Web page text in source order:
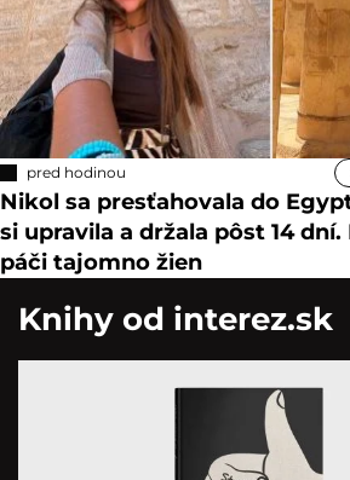
pred hodinou
Nikol sa presťahovala do
si upravila a držala pôst 14
páči tajomno žien
Knihy od interez.sk